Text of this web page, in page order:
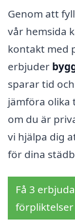
Genom att
vår hemsida
kontakt med
erbjuder
sparar tid
jämföra olika
om du är
vi hjälpa dig
för dina
Få 3
förpliktelser